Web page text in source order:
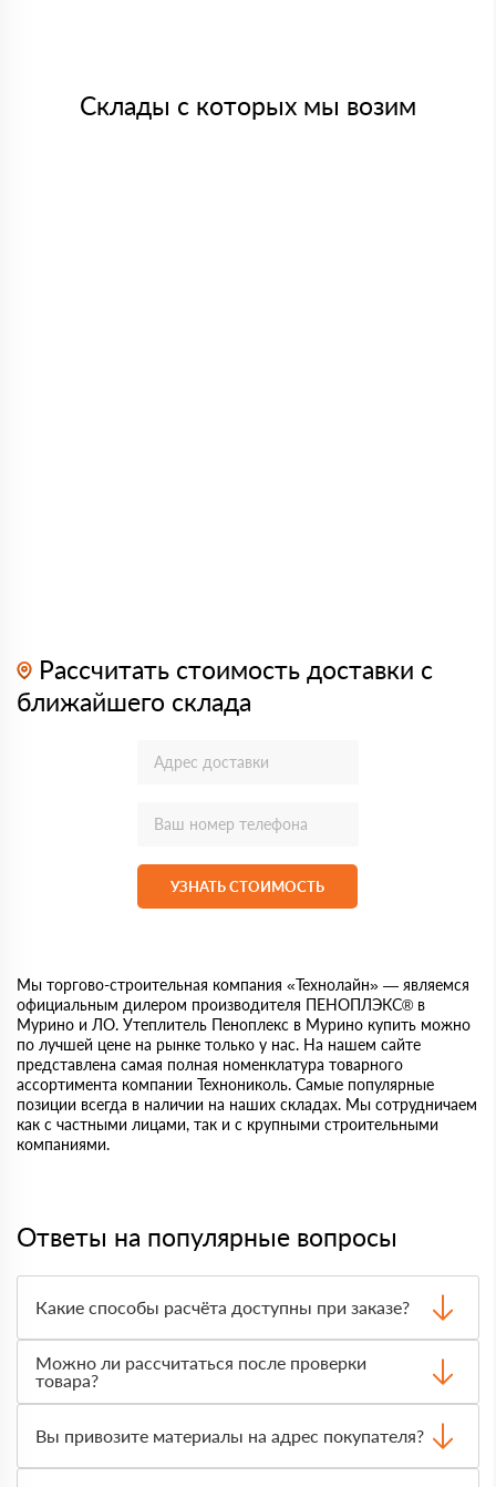
Склады с которых мы возим
Рассчитать стоимость доставки с
ближайшего склада
УЗНАТЬ СТОИМОСТЬ
Мы торгово-строительная компания «Технолайн» — являемся
официальным дилером производителя ПЕНОПЛЭКС® в
Мурино и ЛО. Утеплитель Пеноплекс в Мурино купить можно
по лучшей цене на рынке только у нас. На нашем сайте
представлена самая полная номенклатура товарного
ассортимента компании Технониколь. Самые популярные
позиции всегда в наличии на наших складах. Мы сотрудничаем
как с частными лицами, так и с крупными строительными
компаниями.
Ответы на популярные вопросы
Какие способы расчёта доступны при заказе?
счёту. Точный формат оплаты менеджер согласует с
вами до отгрузки.
Можно ли рассчитаться после проверки
товара?
получения. Сначала вы принимаете материал,
проверяете количество и внешний вид, затем
оплачиваете.
Вы привозите материалы на адрес покупателя?